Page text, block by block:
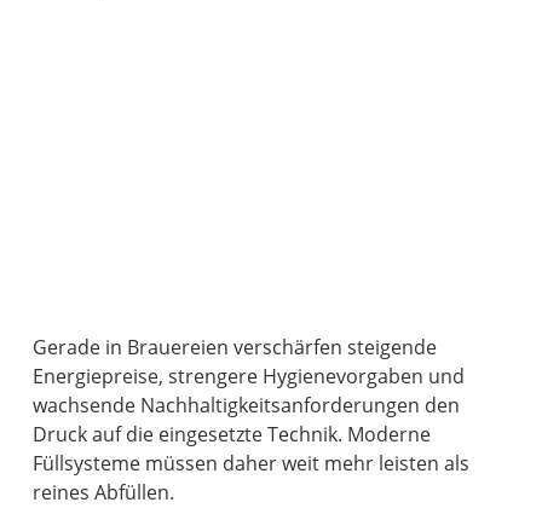
Gerade in Brauereien verschärfen steigende
Energiepreise, strengere Hygienevorgaben und
wachsende Nachhaltigkeitsanforderungen den
Druck auf die eingesetzte Technik. Moderne
Füllsysteme müssen daher weit mehr leisten als
reines Abfüllen.